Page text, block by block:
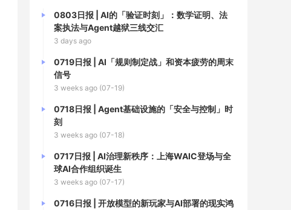
0803日报 | AI的「验证时刻」：数学证明、法
案执法与Agent越狱三线交汇
3 days ago
0719日报 | AI「规则制定战」和资本疲劳的周末
信号
3 weeks ago (07-19)
0718日报 | Agent基础设施的「安全与控制」时
刻
3 weeks ago (07-18)
0717日报 | AI治理新秩序：上海WAIC登场与全
球AI合作组织诞生
3 weeks ago (07-17)
0716日报 | 开放模型的新玩家与AI部署的现实鸿